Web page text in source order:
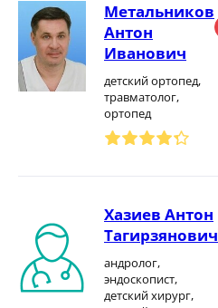
Метальников
Антон
Иванович
детский ортопед,
травматолог,
ортопед
Хазиев Антон
Тагирзянович
андролог,
эндоскопист,
детский хирург,